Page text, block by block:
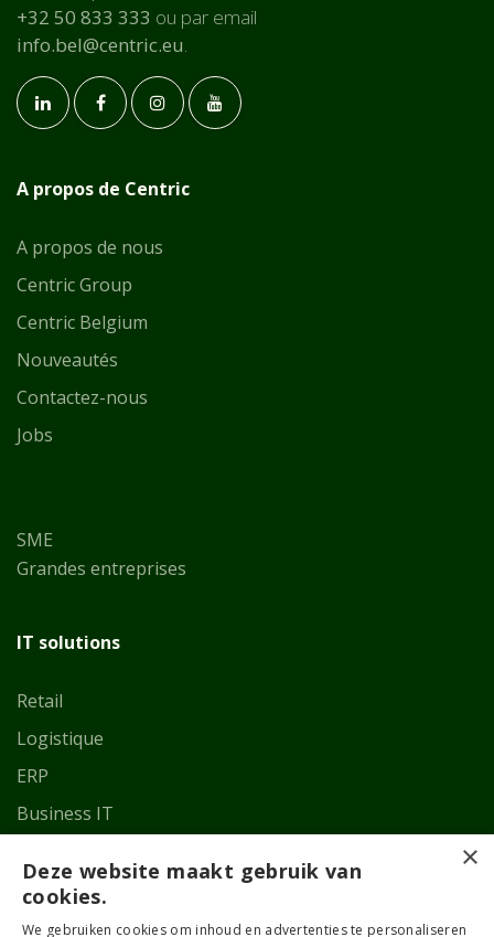
+32 50 833 333 ou par email
info.bel@centric.eu.
A propos de Centric
A propos de nous
Centric Group
Centric Belgium
Nouveautés
Contactez-nous
Jobs
SME
Grandes entreprises
IT solutions
Retail
Logistique
ERP
Business IT
Mon compte
×
Deze website maakt gebruik van
cookies.
We gebruiken cookies om inhoud en advertenties te personaliseren